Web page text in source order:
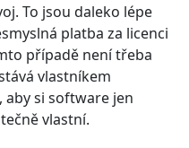
To jsou daleko lépe
platba za licenci
případě není třeba
vlastníkem
si software jen
vlastní.